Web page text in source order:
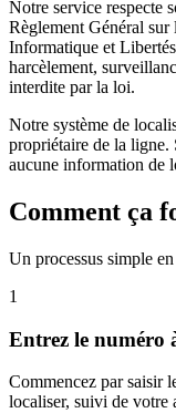
Notre service respecte
Règlement Général
Informatique et
harcèlement,
interdite par la loi.
Notre système de
propriétaire de la ligne.
aucune information de
Comment ça
Un processus simple
1
Entrez le numéro
Commencez par saisir
localiser, suivi de votre